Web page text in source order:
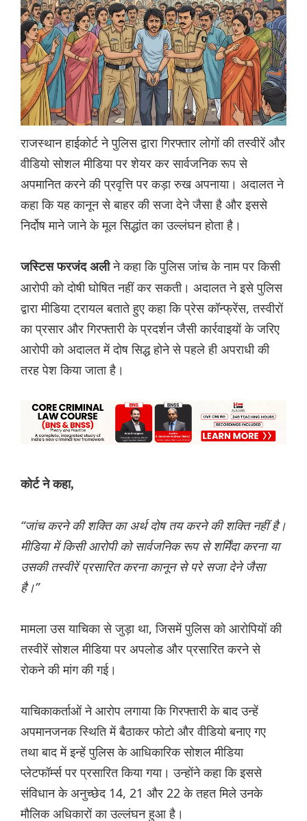
राजस्थान हाईकोर्ट ने पुलिस द्वारा गिरफ्तार लोगों की तस्वीरें और
वीडियो सोशल मीडिया पर शेयर कर सार्वजनिक रूप से
अपमानित करने की प्रवृत्ति पर कड़ा रुख अपनाया। अदालत ने
कहा कि यह कानून से बाहर की सजा देने जैसा है और इससे
निर्दोष माने जाने के मूल सिद्धांत का उल्लंघन होता है।
जस्टिस फरजंद अलीने कहा कि पुलिस जांच के नाम पर किसी
आरोपी को दोषी घोषित नहीं कर सकती। अदालत ने इसे पुलिस
द्वारा मीडिया ट्रायल बताते हुए कहा कि प्रेस कॉन्फ्रेंस, तस्वीरों
का प्रसार और गिरफ्तारी के प्रदर्शन जैसी कार्रवाइयों के जरिए
आरोपी को अदालत में दोष सिद्ध होने से पहले ही अपराधी की
तरह पेश किया जाता है।
कोर्ट ने कहा,
“जांच करने की शक्ति का अर्थ दोष तय करने की शक्ति नहीं है।
मीडिया में किसी आरोपी को सार्वजनिक रूप से शर्मिंदा करना या
उसकी तस्वीरें प्रसारित करना कानून से परे सजा देने जैसा
है।”
मामला उस याचिका से जुड़ा था, जिसमें पुलिस को आरोपियों की
तस्वीरें सोशल मीडिया पर अपलोड और प्रसारित करने से
रोकने की मांग की गई।
याचिकाकर्ताओं ने आरोप लगाया कि गिरफ्तारी के बाद उन्हें
अपमानजनक स्थिति में बैठाकर फोटो और वीडियो बनाए गए
तथा बाद में इन्हें पुलिस के आधिकारिक सोशल मीडिया
प्लेटफॉर्म्स पर प्रसारित किया गया। उन्होंने कहा कि इससे
संविधान के अनुच्छेद 14, 21 और 22 के तहत मिले उनके
मौलिक अधिकारों का उल्लंघन हुआ है।